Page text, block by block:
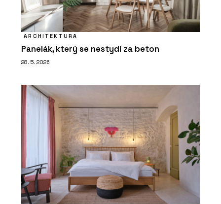
ARCHITEKTURA
Panelák, který se nestydí za beton
28. 5. 2026